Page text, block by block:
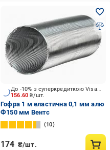
156.60₴/шт.
До -10% з суперкредиткою Visa Вигода
Гофра 1 м еластична 0,1 мм алю
Ф150 мм Вентс
10
174 ₴/шт.